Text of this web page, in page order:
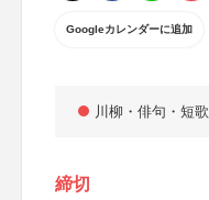
Googleカレンダーに追加
川柳・俳句・短歌
締切